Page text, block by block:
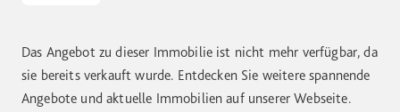
Das Angebot zu dieser Immobilie ist nicht mehr verfügbar, da
sie bereits verkauft wurde. Entdecken Sie weitere spannende
Angebote und aktuelle Immobilien auf unserer Webseite.